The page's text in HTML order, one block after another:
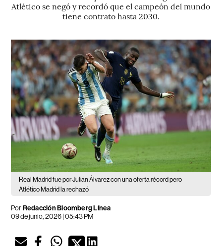
Atlético se negó y recordó que el campeón del mundo
tiene contrato hasta 2030.
Real Madrid fue por Julián Álvarez con una oferta récord pero
Atlético Madrid la rechazó
PorRedacción Bloomberg Línea
09 de junio, 2026 | 05:43 PM